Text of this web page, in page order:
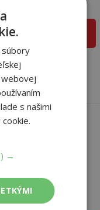
do košíka
Letters of
súbory
webovej
s našimi
→